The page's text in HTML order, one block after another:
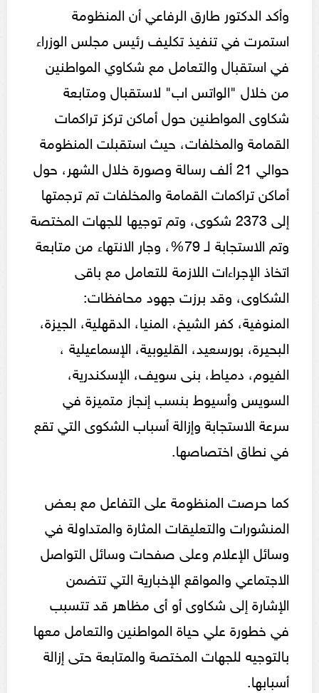
وأكد الدكتور طارق الرفاعي أن المنظومة
استمرت في تنفيذ تكليف رئيس مجلس الوزراء
في استقبال والتعامل مع شكاوي المواطنين
من خلال "الواتس اب" لاستقبال ومتابعة
شكاوى المواطنين حول أماكن تركز تراكمات
القمامة والمخلفات، حيث استقبلت المنظومة
حوالي 21 ألف رسالة وصورة خلال الشهر، حول
أماكن تراكمات القمامة والمخلفات تم ترجمتها
إلى 2373 شكوى، وتم توجيها للجهات المختصة
وتم الاستجابة لـ 79%، وجار الانتهاء من متابعة
اتخاذ الإجراءات اللازمة للتعامل مع باقى
الشكاوى، وقد برزت جهود محافظات:
المنوفية، كفر الشيخ، المنيا، الدقهلية، الجيزة،
البحيرة، بورسعيد، القليوبية، الإسماعيلية ،
الفيوم، دمياط، بنى سويف، الإسكندرية،
السويس وأسيوط بنسب إنجاز متميزة في
سرعة الاستجابة وإزالة أسباب الشكوى التي تقع
في نطاق اختصاصها.
كما حرصت المنظومة على التفاعل مع بعض
المنشورات والتعليقات المثارة والمتداولة في
وسائل الإعلام وعلى صفحات وسائل التواصل
الاجتماعي والمواقع الإخبارية التي تتضمن
الإشارة إلى شكاوى أو أى مظاهر قد تتسبب
في خطورة علي حياة المواطنين والتعامل معها
بالتوجيه للجهات المختصة والمتابعة حتى إزالة
أسبابها.